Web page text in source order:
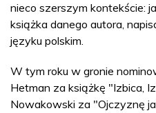
nieco szerszym kontekście:
książka danego autora,
języku polskim.
W tym roku w gronie
Hetman za książkę "Izbica,
Nowakowski za "Ojczyznę